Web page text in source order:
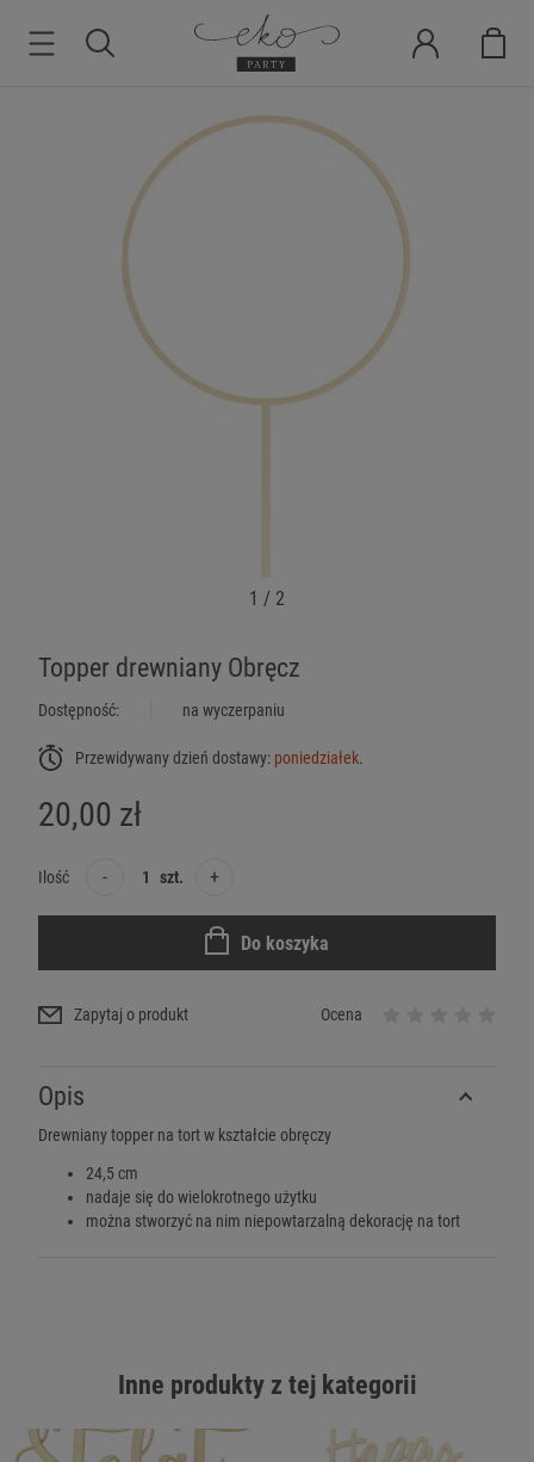
1 / 2
Topper drewniany Obręcz
Dostępność: na wyczerpaniu
Przewidywany dzień dostawy: poniedziałek.
20,00 zł
Ilość - szt. +
Do koszyka
Zapytaj o produkt Ocena
Opis
Drewniany topper na tort w kształcie obręczy
24,5 cm
nadaje się do wielokrotnego użytku
można stworzyć na nim niepowtarzalną dekorację na tort
Inne produkty z tej kategorii